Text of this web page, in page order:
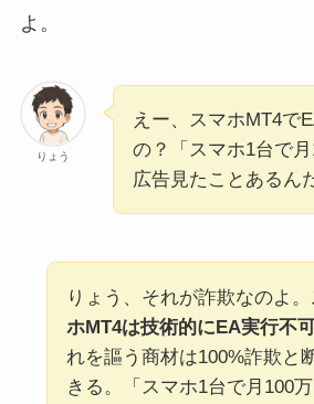
よ。
りょう
えー、スマホMT4で
の？「スマホ1台で
広告見たことあるん
りょう、それが詐欺なのよ。
ホMT4は技術的にEA実行不
れを謳う商材は100%詐欺と
きる。「スマホ1台で月100